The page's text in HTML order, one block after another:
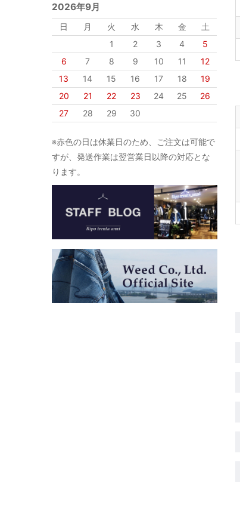
2026年9月
日 月 火 水 木 金
土
1
2 3 4
5
6
7 8 9 10 11
12
13
14 15 16 17 18
19
20
21 22 23 24 25
26
27
28 29 30
※赤色の日は休業日のため、ご注文は可能で
すが、発送作業は翌営業日以降の対応とな
ります。